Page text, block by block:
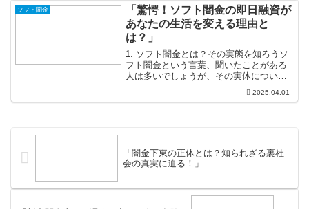
す。ソフト闇金という言葉は、一般的な
闇金とは異なり、何となく優し...
ソフト闇金
「驚愕！ソフト闇金の即日融資が
あなたの生活を変える理由と
は？」
1. ソフト闇金とは？その実態を知ろうソ
フト闇金という言葉、聞いたことがある
人は多いでしょうが、その実体について
は知らないことが多いかもしれません。
ソフト闇金は、一般的には法律の範囲内
2025.04.01
「闇金下東の正体とは？知られざる裏社
会の真実に迫る！」